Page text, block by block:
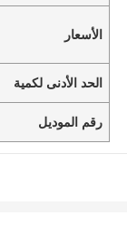
الأسعار
الحد الأدنى لكمية
رقم الموديل